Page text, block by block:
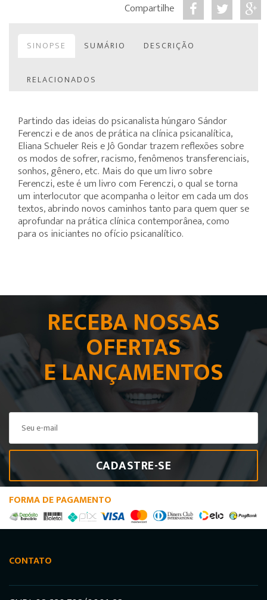
Compartilhe
SINOPSE SUMÁRIO DESCRIÇÃO
RELACIONADOS
Partindo das ideias do psicanalista húngaro Sándor
Ferenczi e de anos de prática na clínica psicanalítica,
Eliana Schueler Reis e Jô Gondar trazem reflexões sobre
os modos de sofrer, racismo, fenômenos transferenciais,
sonhos, gênero, etc. Mais do que um livro sobre
Ferenczi, este é um livro com Ferenczi, o qual se torna
um interlocutor que acompanha o leitor em cada um dos
textos, abrindo novos caminhos tanto para quem quer se
aprofundar na prática clínica contemporânea, como
para os iniciantes no ofício psicanalítico.
RECEBA NOSSAS
OFERTAS
E LANÇAMENTOS
CADASTRE-SE
FORMA DE PAGAMENTO
CONTATO